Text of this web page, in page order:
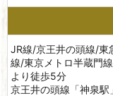
JR線/京王井の頭線/東
線/東京メトロ半蔵門
より徒歩5分
京王井の頭線「神泉